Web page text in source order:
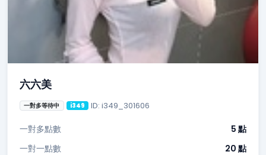
六六美
一對多等待中 i349 ID: i349_301606
一對多點數
5 點
一對一點數
20 點